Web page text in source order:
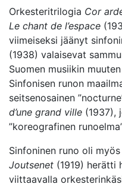
Orkesteritrilogia Cor
Le chant de l’espace
viimeiseksi jäänyt
(1938) valaisevat
Suomen musiikin
Sinfonisen runon
seitsenosainen
d’une grand ville (1937),
”koreografinen
Sinfoninen runo oli myös
Joutsenet (1919) herätti
viittaavalla